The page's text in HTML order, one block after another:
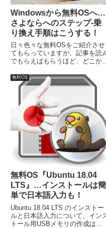
Windowsから無料OSへ…
さよならへのステップ-乗
り換え手順はこうする！
日々色々な無料OSをご紹介させ
てもらっていますが、記事を読
でもらえばもらうほど、どこから
からなくなってしまうのではない
でしょうか？そのうち、使ってい
るWindowsのサポート期限が迫っ
たら考えよう…となって忘...
無料OS
無料OS『Ubuntu 18.04
LTS』…インストールは簡
単で日本語入力も！
Ubuntu 18.04 LTS のインストー
ルと日本語入力について、イン
トール用USBメモリの作成は、